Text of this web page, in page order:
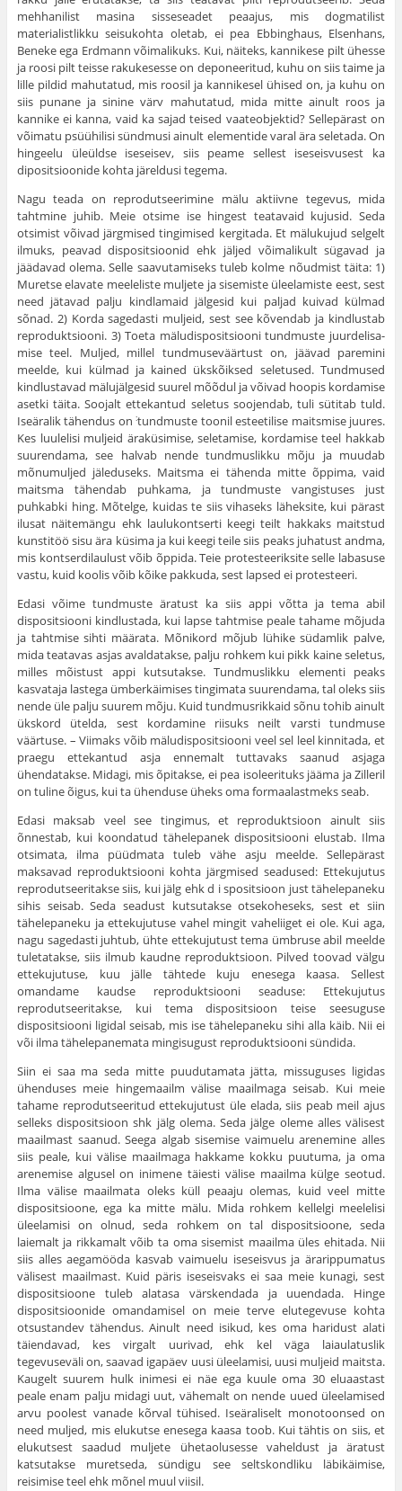
mehhanilist masina sisseseadet peaajus, mis dogmatilist
materialistlikku seisukohta oletab, ei pea Ebbinghaus, Elsenhans,
Beneke ega Erdmann võimali­kuks. Kui, näiteks, kannikese pilt ühesse
ja roosi pilt teisse rakukesesse on deponeeritud, kuhu on siis taime ja
lille pildid mahutatud, mis roosil ja kannikesel ühised on, ja kuhu on
siis punane ja sinine värv mahutatud, mida mitte ainult roos ja
kannike ei kanna, vaid ka sajad teised vaateobjektid? Sellepärast on
võimatu psüühilisi sündmusi ainult elementide varal ära seletada. On
hingeelu üleüldse isesei­sev, siis peame sellest iseseisvusest ka
dipositsioonide kohta järeldusi tegema.
Nagu teada on reprodutseerimine mälu aktiivne tegevus, mida
tahtmine juhib. Meie otsime ise hingest teatavaid ku­jusid. Seda
otsimist võivad järgmised tingimised kergitada. Et mälukujud selgelt
ilmuks, peavad dispositsioonid ehk jäljed võimalikult sügavad ja
jäädavad olema. Selle saavutamiseks tuleb kolme nõudmist täita: 1)
Muretse elavate meeleliste muljete ja sisemiste üleelamiste eest, sest
need jätavad palju kindlamaid jälgesid kui paljad kuivad külmad
sõnad. 2) Korda sagedasti muljeid, sest see kõvendab ja kindlustab
reproduktsiooni. 3) Toeta mäludispositsiooni tundmuste juurdelisa­
mise teel. Muljed, millel tundmuseväärtust on, jäävad pa­remini
meelde, kui külmad ja kained ükskõiksed seletused. Tundmused
kindlustavad mälujälgesid suurel mõõdul ja võivad hoopis kordamise
asetki täita. Soojalt ettekantud seletus soojendab, tuli sütitab tuld.
Iseäralik tähendus on:tundmuste toonil esteetilise maitsmise juures.
Kes luulelisi muljeid äraküsimise, seletamise, kordamise teel hakkab
suu­rendama, see halvab nende tundmuslikku mõju ja muudab
mõnumuljed jäleduseks. Maitsma ei tähenda mitte õppima, vaid
maitsma tähendab puhkama, ja tundmuste vangistuses just
puhkabki hing. Mõtelge, kuidas te siis viha­seks läheksite, kui pärast
ilusat näitemängu ehk laulukontserti keegi teilt hakkaks maitstud
kunstitöö sisu ära küsima ja kui keegi teile siis peaks juhatust andma,
mis kontserdilaulust võib õppida. Teie protesteeriksite selle labasuse
vastu, kuid koolis võib kõike pakkuda, sest lapsed ei protesteeri.
Edasi võime tundmuste äratust ka siis appi võtta ja tema abil
dispositsiooni kindlustada, kui lapse tahtmise peale tahame mõjuda
ja tahtmise sihti määrata. Mõnikord mõjub lühike südamlik palve,
mida teatavas asjas avaldatakse, palju rohkem kui pikk kaine seletus,
milles mõistust appi kutsu­takse. Tundmuslikku elementi peaks
kasvataja lastega üm­berkäimises tingimata suurendama, tal oleks siis
nende üle palju suurem mõju. Kuid tundmusrikkaid sõnu tohib ainult
ükskord ütelda, sest kordamine riisuks neilt varsti tundmuse
väärtuse. – Viimaks võib mäludispositsiooni veel sel leel kinnitada, et
praegu ettekantud asja ennemalt tuttavaks saa­nud asjaga
ühendatakse. Midagi, mis õpitakse, ei pea iso­leerituks jääma ja Zilleril
on tuline õigus, kui ta ühenduse üheks oma formaalastmeks seab.
Edasi maksab veel see tingimus, et reproduktsioon ainult siis
õnnestab, kui koondatud tähelepanek dispositsiooni elus­tab. Ilma
otsimata, ilma püüdmata tuleb vähe asju meelde. Sellepärast
maksavad reproduktsiooni kohta järgmised seadused: Ettekujutus
reprodutseeritakse siis, kui jälg ehk d i spοsitsiοon just tähelepaneku
sihis seisab. Seda seadust kutsutakse otsekoheseks, sest et siin
tähelepaneku ja ettekujutuse vahel mingit vaheliiget ei ole. Kui aga,
nagu sagedasti juhtub, ühte ettekujutust tema ümb­ruse abil meelde
tuletatakse, siis ilmub kaudne reproduktsioon. Pilved toovad välgu
ettekujutuse, kuu jälle tähtede kuju enesega kaasa. Sellest
omandame kaudse reproduktsiooni seaduse: Ettekujutus
reprodutseeritakse, kui tema dispositsioon teise seesuguse
dispositsiooni ligidal seisab, mis ise tähelepaneku sihi alla käib. Nii ei
või ilma tähelepanemata mingisugust reproduktsiooni sündida.
Siin ei saa ma seda mitte puudutamata jätta, missugu­ses ligidas
ühenduses meie hingemaailm välise maailmaga seisab. Kui meie
tahame reprodutseeritud ettekujutust üle elada, siis peab meil ajus
selleks dispositsioon shk jälg olema. Seda jälge oleme alles välisest
maailmast saanud. Seega algab sisemise vaimuelu arenemine alles
siis peale, kui välise maailmaga hakkame kokku puutuma, ja oma
arenemise algusel on inimene täiesti välise maailma külge seotud.
Ilma välise maa­ilmata oleks küll peaaju olemas, kuid veel mitte
dispositsioone, ega ka mitte mälu. Mida rohkem kellelgi meelelisi
üleelamisi on olnud, seda rohkem on tal dispositsioone, seda
laiemalt ja rikkamalt võib ta oma sisemist maailma üles ehitada. Nii
siis alles aegamööda kasvab vaimuelu iseseisvus ja ärarippumatus
välisest maailmast. Kuid päris iseseisvaks ei saa meie kunagi, sest
dispositsioone tuleb alatasa värskendada ja uuendada. Hinge
dispositsioonide omandamisel on meie terve elutegevuse kohta
otsustandev tähendus. Ainult need isikud, kes oma haridust alati
täiendavad, kes virgalt uurivad, ehk kel väga laiaulatuslik
tegevuseväli on, saavad igapäev uusi üle­elamisi, uusi muljeid maitsta.
Kaugelt suurem hulk inimesi ei näe ega kuule oma 30 eluaastast
peale enam palju midagi uut, vähemalt on nende uued üleelamised
arvu poolest va­nade kõrval tühised. Iseäraliselt monotoonsed on
need muljed, mis elukutse enesega kaasa toob. Kui tähtis on siis, et
elukutsest saadud muljete ühetaolusesse vaheldust ja äratust
katsutakse muretseda, sündigu see seltskondliku läbi­käimise,
reisimise teel ehk mõnel muul viisil.